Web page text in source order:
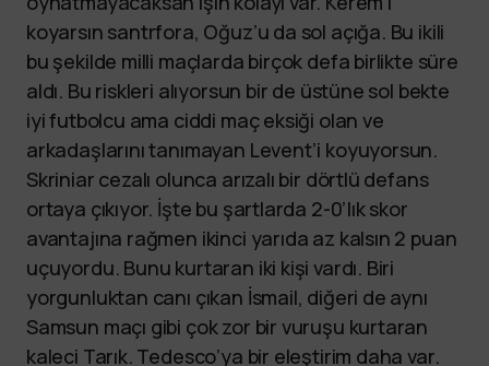
koyarsın santrfora, Oğuz’u da sol açığa. Bu ikili
bu şekilde milli maçlarda birçok defa birlikte süre
aldı. Bu riskleri alıyorsun bir de üstüne sol bekte
iyi futbolcu ama ciddi maç eksiği olan ve
arkadaşlarını tanımayan Levent’i koyuyorsun.
Skriniar cezalı olunca arızalı bir dörtlü defans
ortaya çıkıyor. İşte bu şartlarda 2-0’lık skor
avantajına rağmen ikinci yarıda az kalsın 2 puan
uçuyordu. Bunu kurtaran iki kişi vardı. Biri
yorgunluktan canı çıkan İsmail, diğeri de aynı
Samsun maçı gibi çok zor bir vuruşu kurtaran
kaleci Tarık. Tedesco’ya bir eleştirim daha var.